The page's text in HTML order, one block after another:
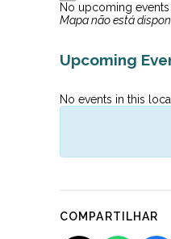
No upcoming events
Mapa não está
Upcoming
No events in this
COMPARTILHAR